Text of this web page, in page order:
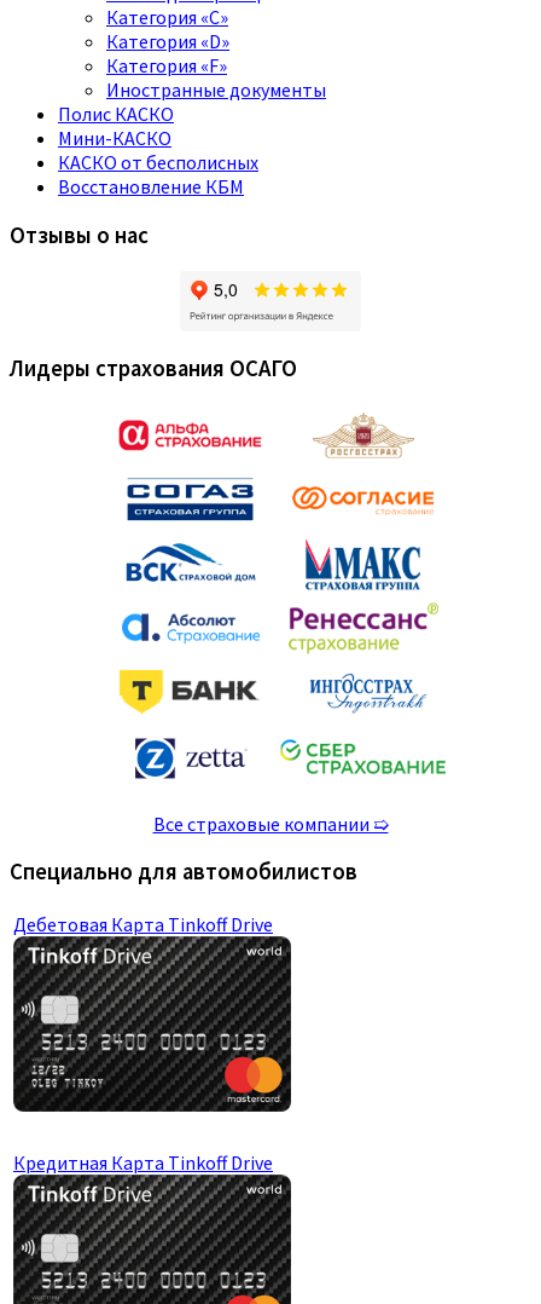
Категория «C»
Категория «D»
Категория «F»
Иностранные документы
Полис КАСКО
Мини-КАСКО
КАСКО от бесполисных
Восстановление КБМ
Отзывы о нас
Лидеры страхования ОСАГО
Все страховые компании ➯
Специально для автомобилистов
Дебетовая Карта Tinkoff Drive
Кредитная Карта Tinkoff Drive